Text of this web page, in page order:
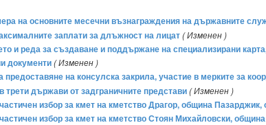
на основните месечни възнаграждения на държавните
заплати за длъжност на лицат( Изменен )
и реда за създаване и поддържане на специализирани
документи( Изменен )
на консулска закрила, участие в мерките за
държави от задграничните представи( Изменен )
избор за кмет на кметство Драгор, община
избор за кмет на кметство Стоян Михайловски,